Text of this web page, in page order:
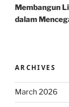
Post
Membangun
dalam
ARCHIVES
March 2026